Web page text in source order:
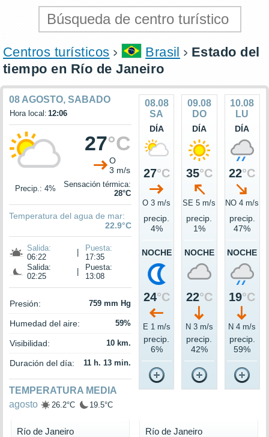
Centros turísticos Brasil
Estado del
tiempo en Río de Janeiro
08 AGOSTO, SABADO
Hora local: 12:06
27°C
O
3 m/s
Precip.: 4%
Sensación térmica:
28°C
Temperatura del agua de mar:
22.9°C
Salida:
06:22
|
Puesta:
17:35
Salida:
02:25
|
Puesta:
13:08
Presión: 759 mm Hg
Humedad del aire: 59%
Visibilidad: 10 km.
Duración del día: 11 h. 13 min.
TEMPERATURA MEDIA
agosto
26.2°C 19.5°C
08.08
SA
DÍA
27°C
O 3 m/s
precip.
4%
NOCHE
24°C
E 1 m/s
precip.
6%
09.08
DO
DÍA
35°C
SE 5 m/s
precip.
1%
NOCHE
22°C
N 3 m/s
precip.
42%
10.08
LU
DÍA
22°C
NO 4 m/s
precip.
47%
NOCHE
19°C
N 4 m/s
precip.
59%
Río de Janeiro Río de Janeiro